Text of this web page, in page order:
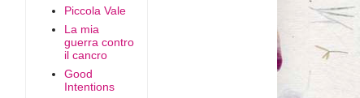
Piccola Vale
La mia
guerra contro
il cancro
Good
Intentions